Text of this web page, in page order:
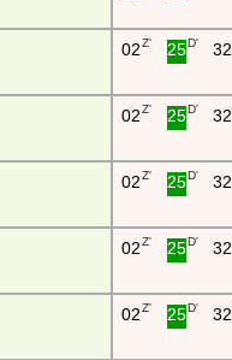
02Z' 25D' 32
02Z' 25D' 32
02Z' 25D' 32
02Z' 25D' 32
02Z' 25D' 32